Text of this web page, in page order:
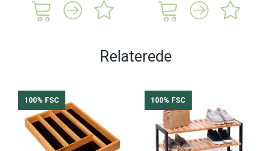
Relaterede
100% FSC 100% FSC